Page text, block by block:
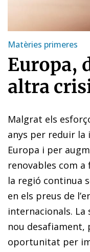
Matèries primeres
Europa,
altra
Malgrat els
anys per reduir
Europa i per
renovables com a
la regió continua
en els preus de
internacionals.
nou desafiament,
oportunitat per